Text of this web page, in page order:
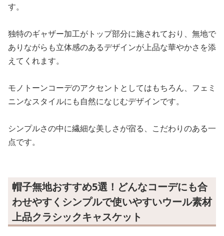
す。
独特のギャザー加工がトップ部分に施されており、無地で
ありながらも立体感のあるデザインが上品な華やかさを添
えてくれます。
モノトーンコーデのアクセントとしてはもちろん、フェミ
ニンなスタイルにも自然になじむデザインです。
シンプルさの中に繊細な美しさが宿る、こだわりのある一
点です。
帽子無地おすすめ5選！どんなコーデにも合
わせやすくシンプルで使いやすいウール素材
上品クラシックキャスケット